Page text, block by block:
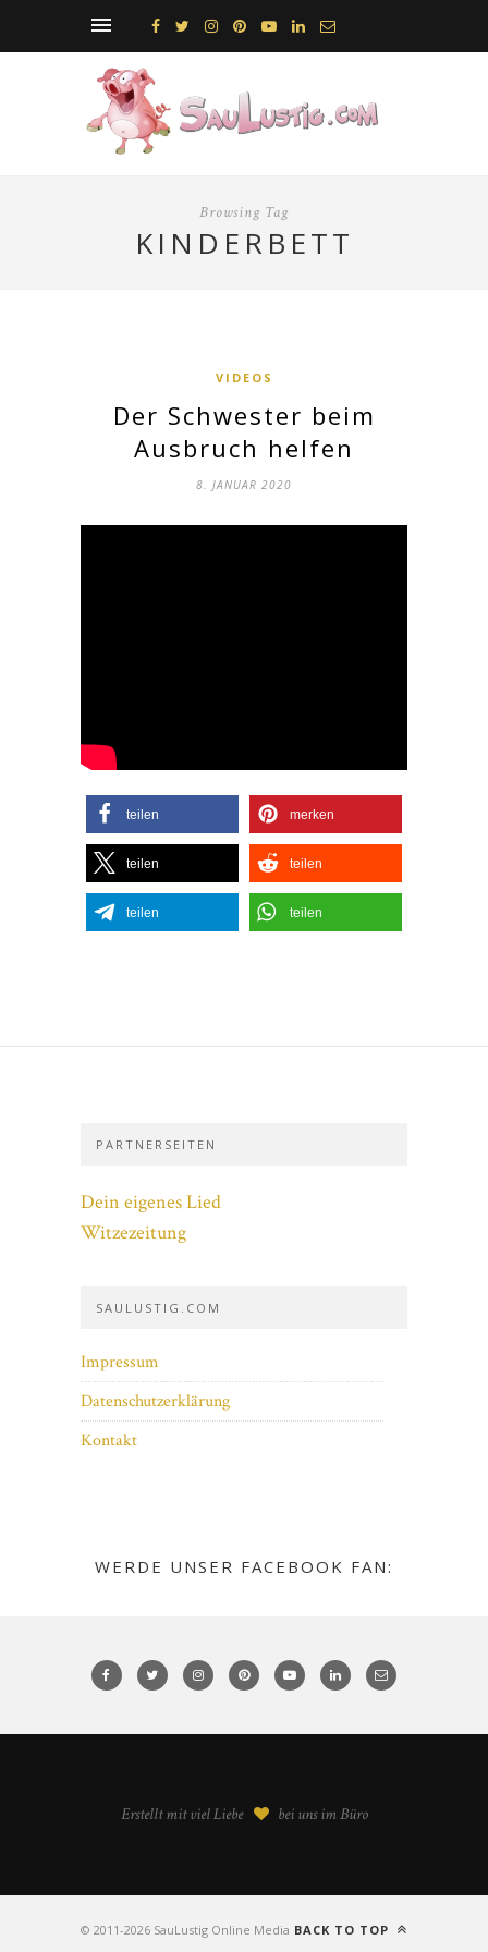
Browsing Tag
KINDERBETT
VIDEOS
Der Schwester beim
Ausbruch helfen
8. JANUAR 2020
teilen merken
teilen teilen
teilen teilen
PARTNERSEITEN
Dein eigenes Lied
Witzezeitung
SAULUSTIG.COM
Impressum
Datenschutzerklärung
Kontakt
WERDE UNSER FACEBOOK FAN:
Erstellt mit viel Liebe bei uns im Büro
©️ 2011-2026 SauLustig Online Media BACK TO TOP